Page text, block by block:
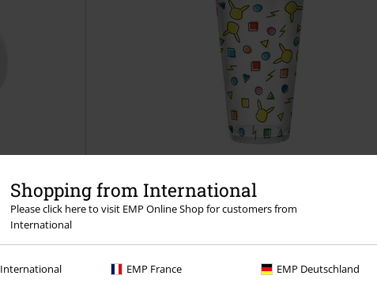
Shopping from International
Please click here to visit EMP Online Shop for customers from
International
International EMP France EMP Deutschland
€ 10,99